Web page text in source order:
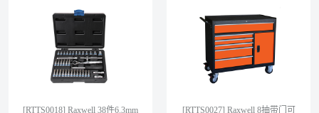
[RTTS0018] Raxwell 38件6.3mm
[RTTS0027] Raxwell 8抽带门可